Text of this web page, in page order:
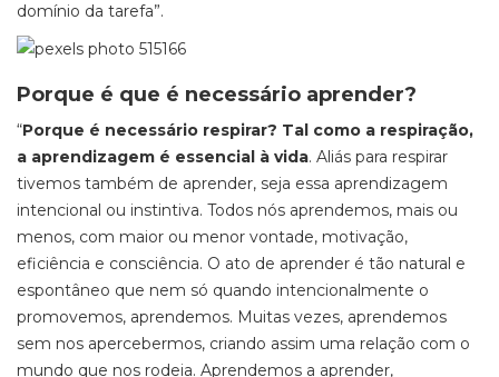
domínio da tarefa”.
Porque é que é necessário aprender?
“Porque é necessário respirar? Tal como a respiração,
a aprendizagem é essencial à vida. Aliás para respirar
tivemos também de aprender, seja essa aprendizagem
intencional ou instintiva. Todos nós aprendemos, mais ou
menos, com maior ou menor vontade, motivação,
eficiência e consciência. O ato de aprender é tão natural e
espontâneo que nem só quando intencionalmente o
promovemos, aprendemos. Muitas vezes, aprendemos
sem nos apercebermos, criando assim uma relação com o
mundo que nos rodeia. Aprendemos a aprender,